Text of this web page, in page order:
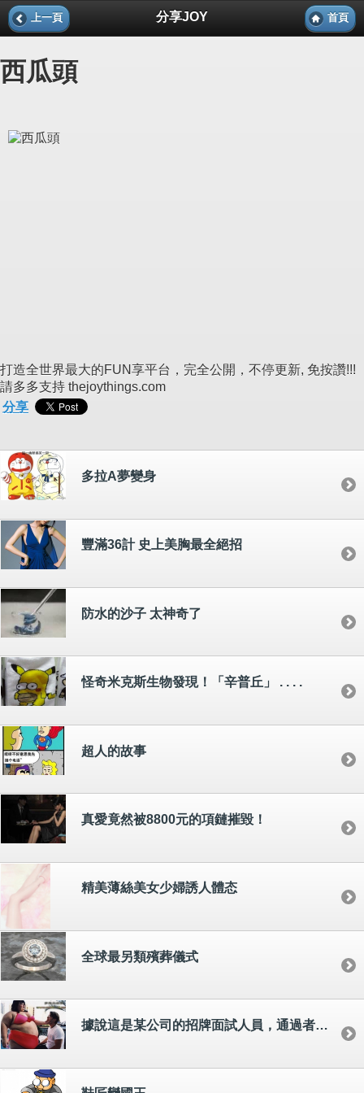
上一頁 分享JOY 首頁
西瓜頭
打造全世界最大的FUN享平台，完全公開，不停更新, 免按讚!!!
請多多支持 thejoythings.com
分享
多拉A夢變身
豐滿36計 史上美胸最全絕招
防水的沙子 太神奇了
怪奇米克斯生物發現！「辛普丘」 . . . .
超人的故事
真愛竟然被8800元的項鏈摧毀！
精美薄絲美女少婦誘人體态
全球最另類殯葬儀式
據說這是某公司的招牌面試人員，通過者終身聘用~~~